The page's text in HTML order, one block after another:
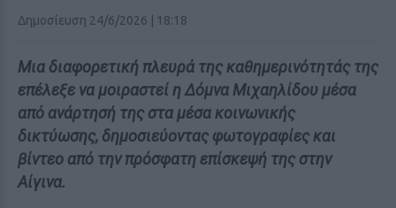
Δημοσίευση 24/6/2026 | 18:18
Μια διαφορετική πλευρά της καθημερινότητάς της
επέλεξε να μοιραστεί η Δόμνα Μιχαηλίδου μέσα
από ανάρτησή της στα μέσα κοινωνικής
δικτύωσης, δημοσιεύοντας φωτογραφίες και
βίντεο από την πρόσφατη επίσκεψή της στην
Αίγινα.